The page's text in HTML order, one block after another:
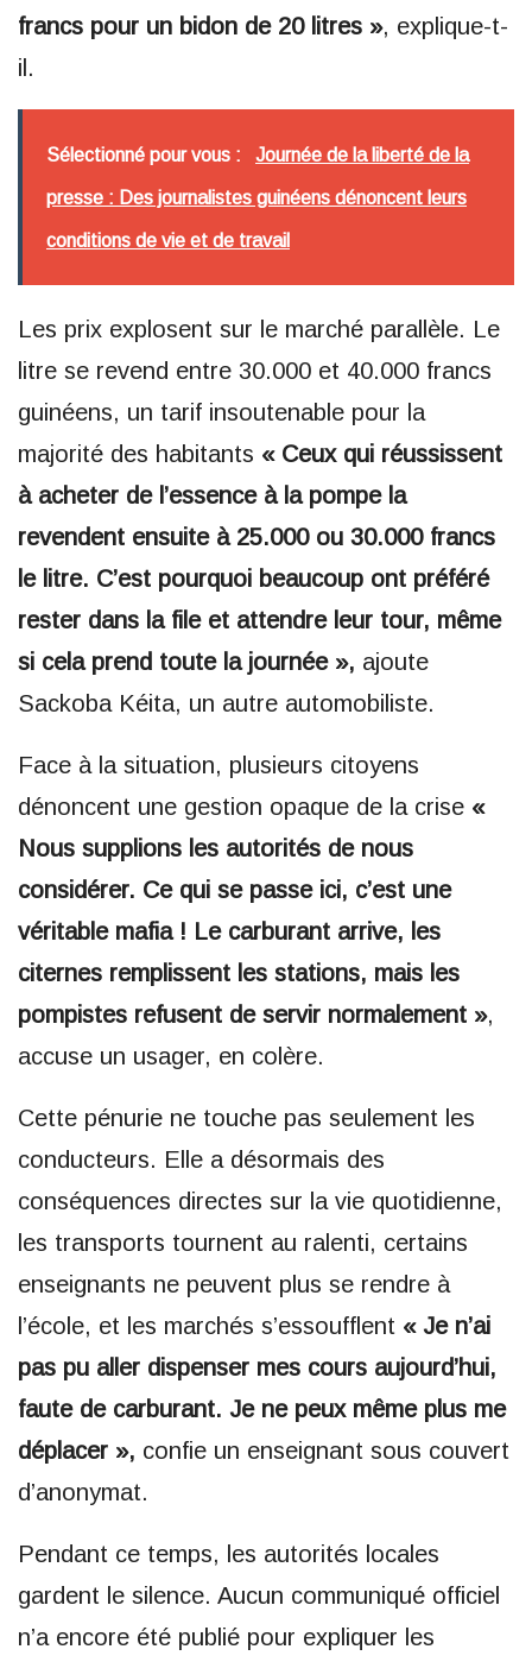
francs pour un bidon de 20 litres », explique-t-
il.
Sélectionné pour vous : Journée de la liberté de la
presse : Des journalistes guinéens dénoncent leurs
conditions de vie et de travail
Les prix explosent sur le marché parallèle. Le
litre se revend entre 30.000 et 40.000 francs
guinéens, un tarif insoutenable pour la
majorité des habitants « Ceux qui réussissent
à acheter de l’essence à la pompe la
revendent ensuite à 25.000 ou 30.000 francs
le litre. C’est pourquoi beaucoup ont préféré
rester dans la file et attendre leur tour, même
si cela prend toute la journée », ajoute
Sackoba Kéita, un autre automobiliste.
Face à la situation, plusieurs citoyens
dénoncent une gestion opaque de la crise «
Nous supplions les autorités de nous
considérer. Ce qui se passe ici, c’est une
véritable mafia ! Le carburant arrive, les
citernes remplissent les stations, mais les
pompistes refusent de servir normalement »,
accuse un usager, en colère.
Cette pénurie ne touche pas seulement les
conducteurs. Elle a désormais des
conséquences directes sur la vie quotidienne,
les transports tournent au ralenti, certains
enseignants ne peuvent plus se rendre à
l’école, et les marchés s’essoufflent « Je n’ai
pas pu aller dispenser mes cours aujourd’hui,
faute de carburant. Je ne peux même plus me
déplacer », confie un enseignant sous couvert
d’anonymat.
Pendant ce temps, les autorités locales
gardent le silence. Aucun communiqué officiel
n’a encore été publié pour expliquer les